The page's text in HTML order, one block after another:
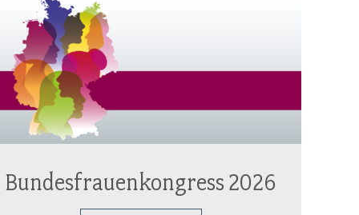
Bundesfrauenkongress 2026